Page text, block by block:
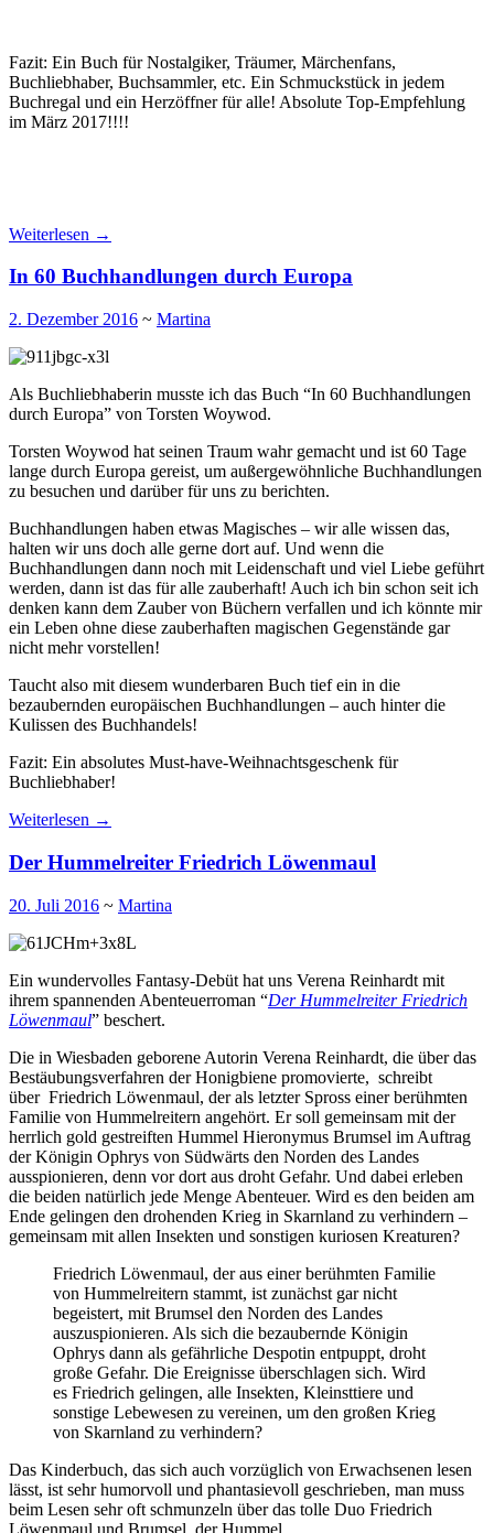
Fazit: Ein Buch für Nostalgiker, Träumer, Märchenfans,
Buchliebhaber, Buchsammler, etc. Ein Schmuckstück in jedem
Buchregal und ein Herzöffner für alle! Absolute Top-Empfehlung
im März 2017!!!!
Weiterlesen →
In 60 Buchhandlungen durch Europa
2. Dezember 2016 ~ Martina
Als Buchliebhaberin musste ich das Buch “In 60 Buchhandlungen
durch Europa” von Torsten Woywod.
Torsten Woywod hat seinen Traum wahr gemacht und ist 60 Tage
lange durch Europa gereist, um außergewöhnliche Buchhandlungen
zu besuchen und darüber für uns zu berichten.
Buchhandlungen haben etwas Magisches – wir alle wissen das,
halten wir uns doch alle gerne dort auf. Und wenn die
Buchhandlungen dann noch mit Leidenschaft und viel Liebe geführt
werden, dann ist das für alle zauberhaft! Auch ich bin schon seit ich
denken kann dem Zauber von Büchern verfallen und ich könnte mir
ein Leben ohne diese zauberhaften magischen Gegenstände gar
nicht mehr vorstellen!
Taucht also mit diesem wunderbaren Buch tief ein in die
bezaubernden europäischen Buchhandlungen – auch hinter die
Kulissen des Buchhandels!
Fazit: Ein absolutes Must-have-Weihnachtsgeschenk für
Buchliebhaber!
Weiterlesen →
Der Hummelreiter Friedrich Löwenmaul
20. Juli 2016 ~ Martina
Ein wundervolles Fantasy-Debüt hat uns Verena Reinhardt mit
ihrem spannenden Abenteuerroman “Der Hummelreiter Friedrich
Löwenmaul” beschert.
Die in Wiesbaden geborene Autorin Verena Reinhardt, die über das
Bestäubungsverfahren der Honigbiene promovierte, schreibt
über Friedrich Löwenmaul, der als letzter Spross einer berühmten
Familie von Hummelreitern angehört. Er soll gemeinsam mit der
herrlich gold gestreiften Hummel Hieronymus Brumsel im Auftrag
der Königin Ophrys von Südwärts den Norden des Landes
ausspionieren, denn vor dort aus droht Gefahr. Und dabei erleben
die beiden natürlich jede Menge Abenteuer. Wird es den beiden am
Ende gelingen den drohenden Krieg in Skarnland zu verhindern –
gemeinsam mit allen Insekten und sonstigen kuriosen Kreaturen?
Friedrich Löwenmaul, der aus einer berühmten Familie
von Hummelreitern stammt, ist zunächst gar nicht
begeistert, mit Brumsel den Norden des Landes
auszuspionieren. Als sich die bezaubernde Königin
Ophrys dann als gefährliche Despotin entpuppt, droht
große Gefahr. Die Ereignisse überschlagen sich. Wird
es Friedrich gelingen, alle Insekten, Kleinsttiere und
sonstige Lebewesen zu vereinen, um den großen Krieg
von Skarnland zu verhindern?
Das Kinderbuch, das sich auch vorzüglich von Erwachsenen lesen
lässt, ist sehr humorvoll und phantasievoll geschrieben, man muss
beim Lesen sehr oft schmunzeln über das tolle Duo Friedrich
Löwenmaul und Brumsel, der Hummel …